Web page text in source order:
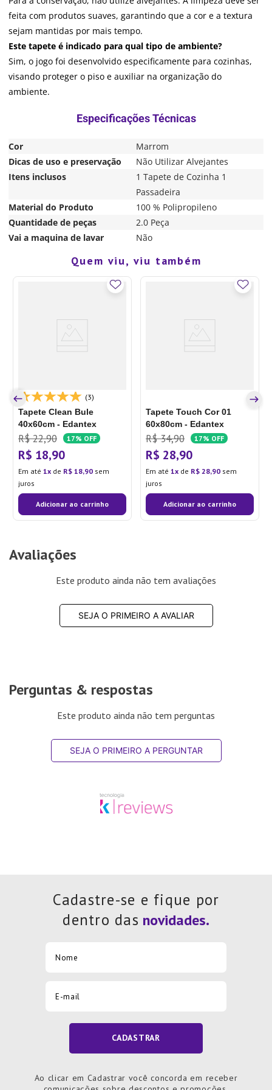
feita com produtos suaves, garantindo que a cor e a textura
sejam mantidas por mais tempo.
Este tapete é indicado para qual tipo de ambiente?
Sim, o jogo foi desenvolvido especificamente para cozinhas,
visando proteger o piso e auxiliar na organização do
ambiente.
Cor
Marrom
Dicas de uso e preservação
Não Utilizar Alvejantes
Itens inclusos
1 Tapete de Cozinha 1
Passadeira
Material do Produto
100 % Polipropileno
Quantidade de peças
2.0 Peça
Vai a maquina de lavar
Não
Quem viu, viu também
(3)
Tapete Clean Bule
40x60cm - Edantex
R$ 22,90 17% OFF
R$ 18,90
Em até 1 de R$ 18,90 sem
juros
Adicionar ao carrinho
Tapete Touch Cor 01
60x80cm - Edantex
R$ 34,90 17% OFF
R$ 28,90
Em até 1 de R$ 28,90 sem
juros
Adicionar ao carrinho
Avaliações
Este produto ainda não tem avaliações
SEJA O PRIMEIRO A AVALIAR
Perguntas & respostas
Este produto ainda não tem perguntas
SEJA O PRIMEIRO A PERGUNTAR
Cadastre-se e fique por
dentro das
CADASTRAR
Ao clicar em Cadastrar você concorda em receber